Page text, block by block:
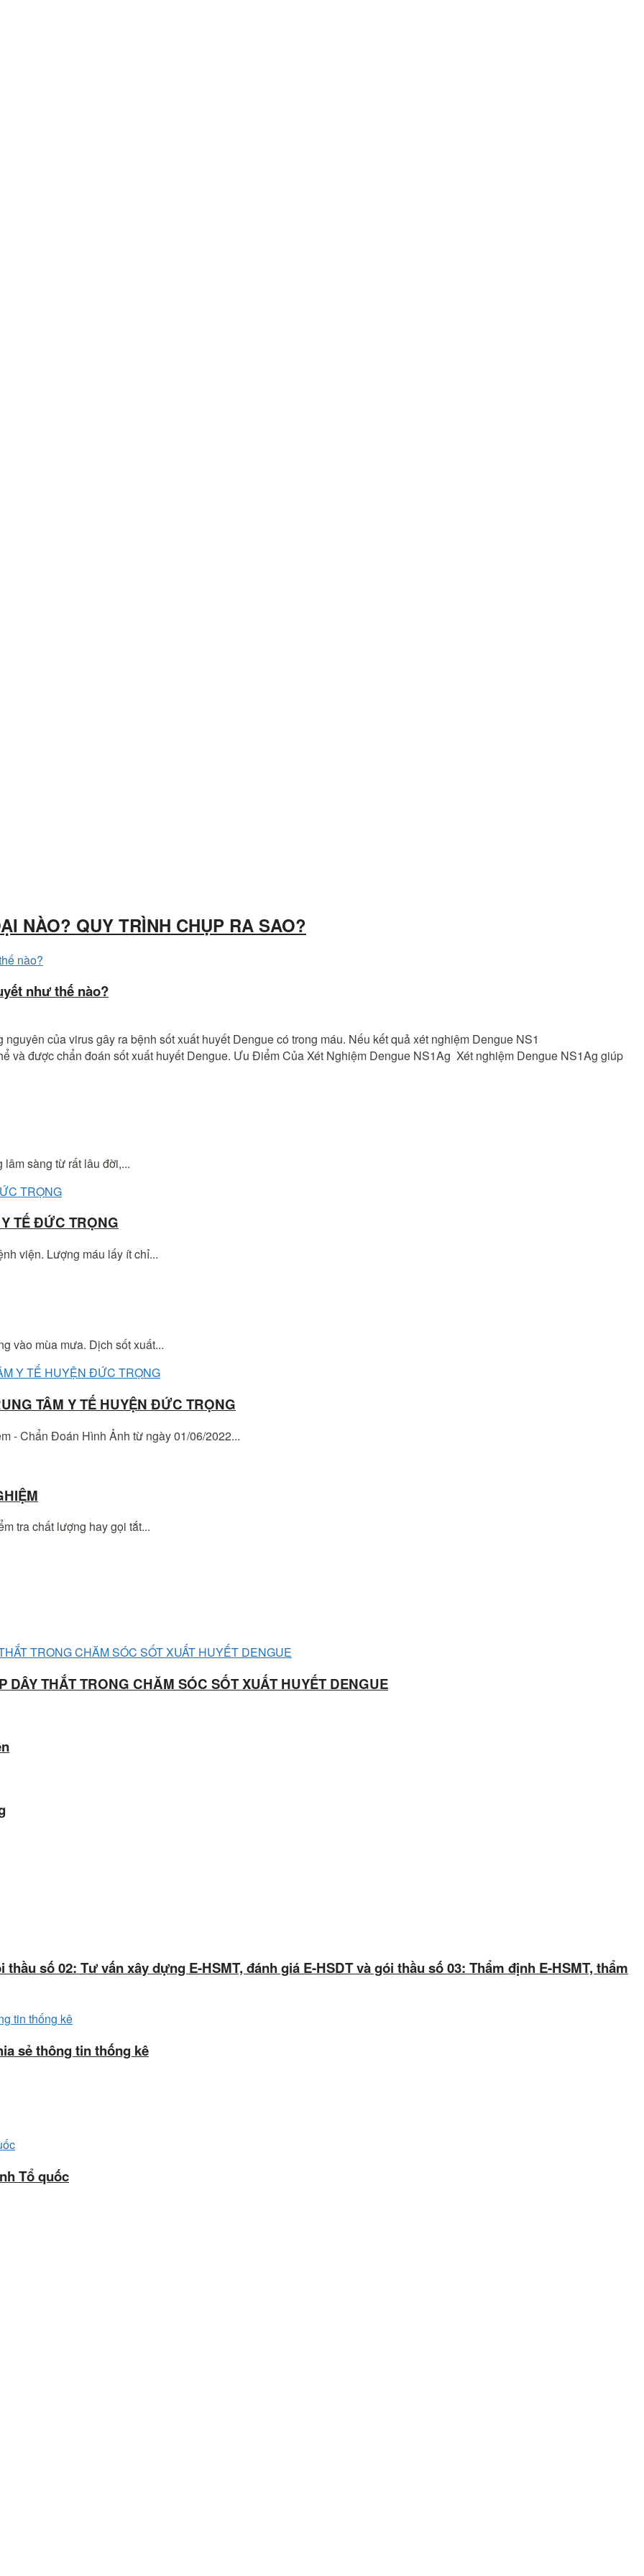
NÀO? QUY TRÌNH CHỤP RA SAO?
như thế nào?
của virus gây ra bệnh sốt xuất huyết Dengue có trong máu. Nếu kết quả xét nghiệm Dengue NS1
và được chẩn đoán sốt xuất huyết Dengue. Ưu Điểm Của Xét Nghiệm Dengue NS1Ag Xét nghiệm Dengue NS1Ag giúp
sàng từ rất lâu đời,...
TẾ ĐỨC TRỌNG
viện. Lượng máu lấy ít chỉ...
vào mùa mưa. Dịch sốt xuất...
TÂM Y TẾ HUYỆN ĐỨC TRỌNG
- Chẩn Đoán Hình Ảnh từ ngày 01/06/2022...
tra chất lượng hay gọi tắt...
THẮT TRONG CHĂM SÓC SỐT XUẤT HUYẾT DENGUE
số 02: Tư vấn xây dựng E-HSMT, đánh giá E-HSDT và gói thầu số 03: Thẩm định E-HSMT, thẩm
sẻ thông tin thống kê
Tổ quốc